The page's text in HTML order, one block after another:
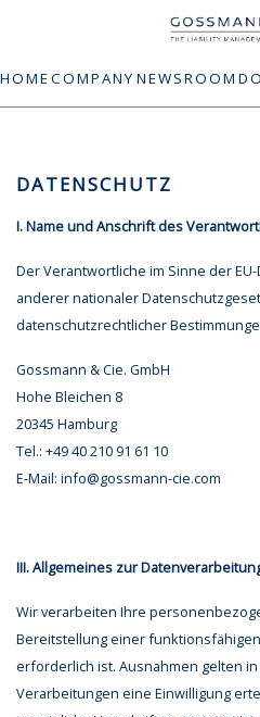
HOMECOMPANY NEWSROOM
DATENSCHUTZ
I. Name und Anschrift des
Der Verantwortliche im Sinne der
anderer nationaler
datenschutzrechtlicher
Gossmann & Cie. GmbH
Hohe Bleichen 8
20345 Hamburg
Tel.: +49 40 210 91 61 10
E-Mail: info@gossmann-cie.com
III. Allgemeines zur
Wir verarbeiten Ihre
Bereitstellung einer
erforderlich ist. Ausnahmen gelten
Verarbeitungen eine Einwilligung